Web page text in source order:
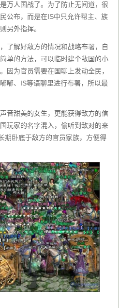
万人国战了。为了防止无间道，很
公布，而是在IS中只允许帮主、族
另外指挥。
了解好敌方的情况和战略布署，自
单的方法，可以临时建个敌国的小
因为官员需要在国聊上发动全民，
嘟、IS等语聊里进行布署，所以最
音甜美的女生，更能获得敌方的信
玩家的名字混入，偷听到敌对的来
期卧底于敌方的官员家族，方便得